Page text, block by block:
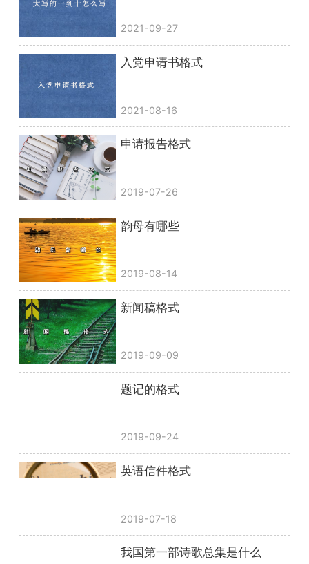
2021-09-27
入党申请书格式
2021-08-16
申请报告格式
2019-07-26
韵母有哪些
2019-08-14
新闻稿格式
2019-09-09
题记的格式
2019-09-24
英语信件格式
2019-07-18
我国第一部诗歌总集是什么